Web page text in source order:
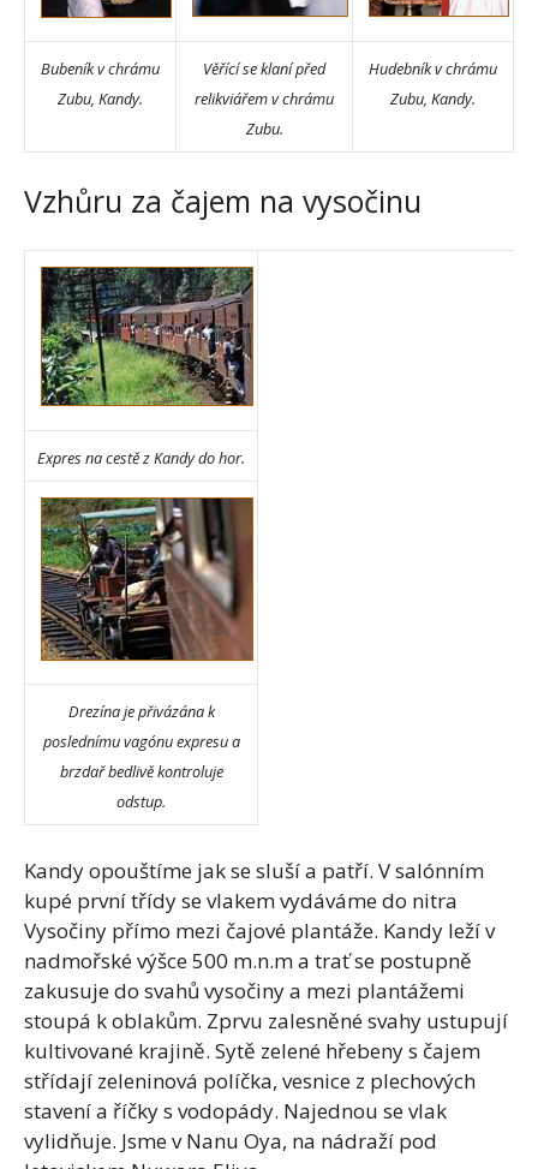
Bubeník v chrámu
Zubu, Kandy.
Věřící se klaní před
relikviářem v chrámu
Zubu.
Hudebník v chrámu
Zubu, Kandy.
Vzhůru za čajem na vysočinu
Expres na cestě z Kandy do hor.
Drezína je přivázána k
poslednímu vagónu expresu a
brzdař bedlivě kontroluje
odstup.
Kandy opouštíme jak se sluší a patří. V salónním
kupé první třídy se vlakem vydáváme do nitra
Vysočiny přímo mezi čajové plantáže. Kandy leží v
nadmořské výšce 500 m.n.m a trať se postupně
zakusuje do svahů vysočiny a mezi plantážemi
stoupá k oblakům. Zprvu zalesněné svahy ustupují
kultivované krajině. Sytě zelené hřebeny s čajem
střídají zeleninová políčka, vesnice z plechových
stavení a říčky s vodopády. Najednou se vlak
vylidňuje. Jsme v Nanu Oya, na nádraží pod